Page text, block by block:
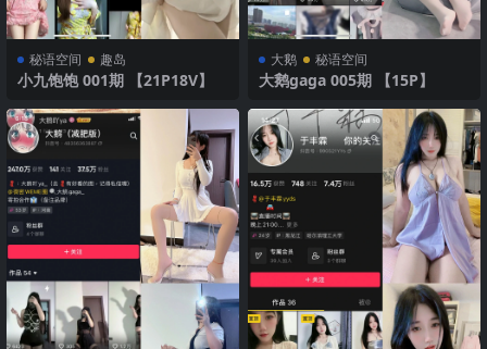
秘语空间 趣岛
小九饱饱 001期 【21P18V】
大鹅 秘语空间
大鹅gaga 005期 【15P】